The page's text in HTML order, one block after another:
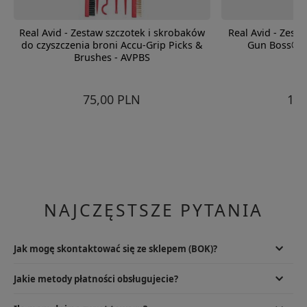
Real Avid - Zestaw szczotek i skrobaków
do czyszczenia broni Accu-Grip Picks &
Brushes - AVPBS
75,00 PLN
Real Avid -
Gun Boss®
NAJCZĘSTSZE PYTANIA
Jak mogę skontaktować się ze sklepem (BOK)?
Najlepszym rozwiązaniem będzie wysłanie e-maila na
info@specshop.pl. Możliwy jest również kontakt telefoniczny od pn.
Jakie metody płatności obsługujecie?